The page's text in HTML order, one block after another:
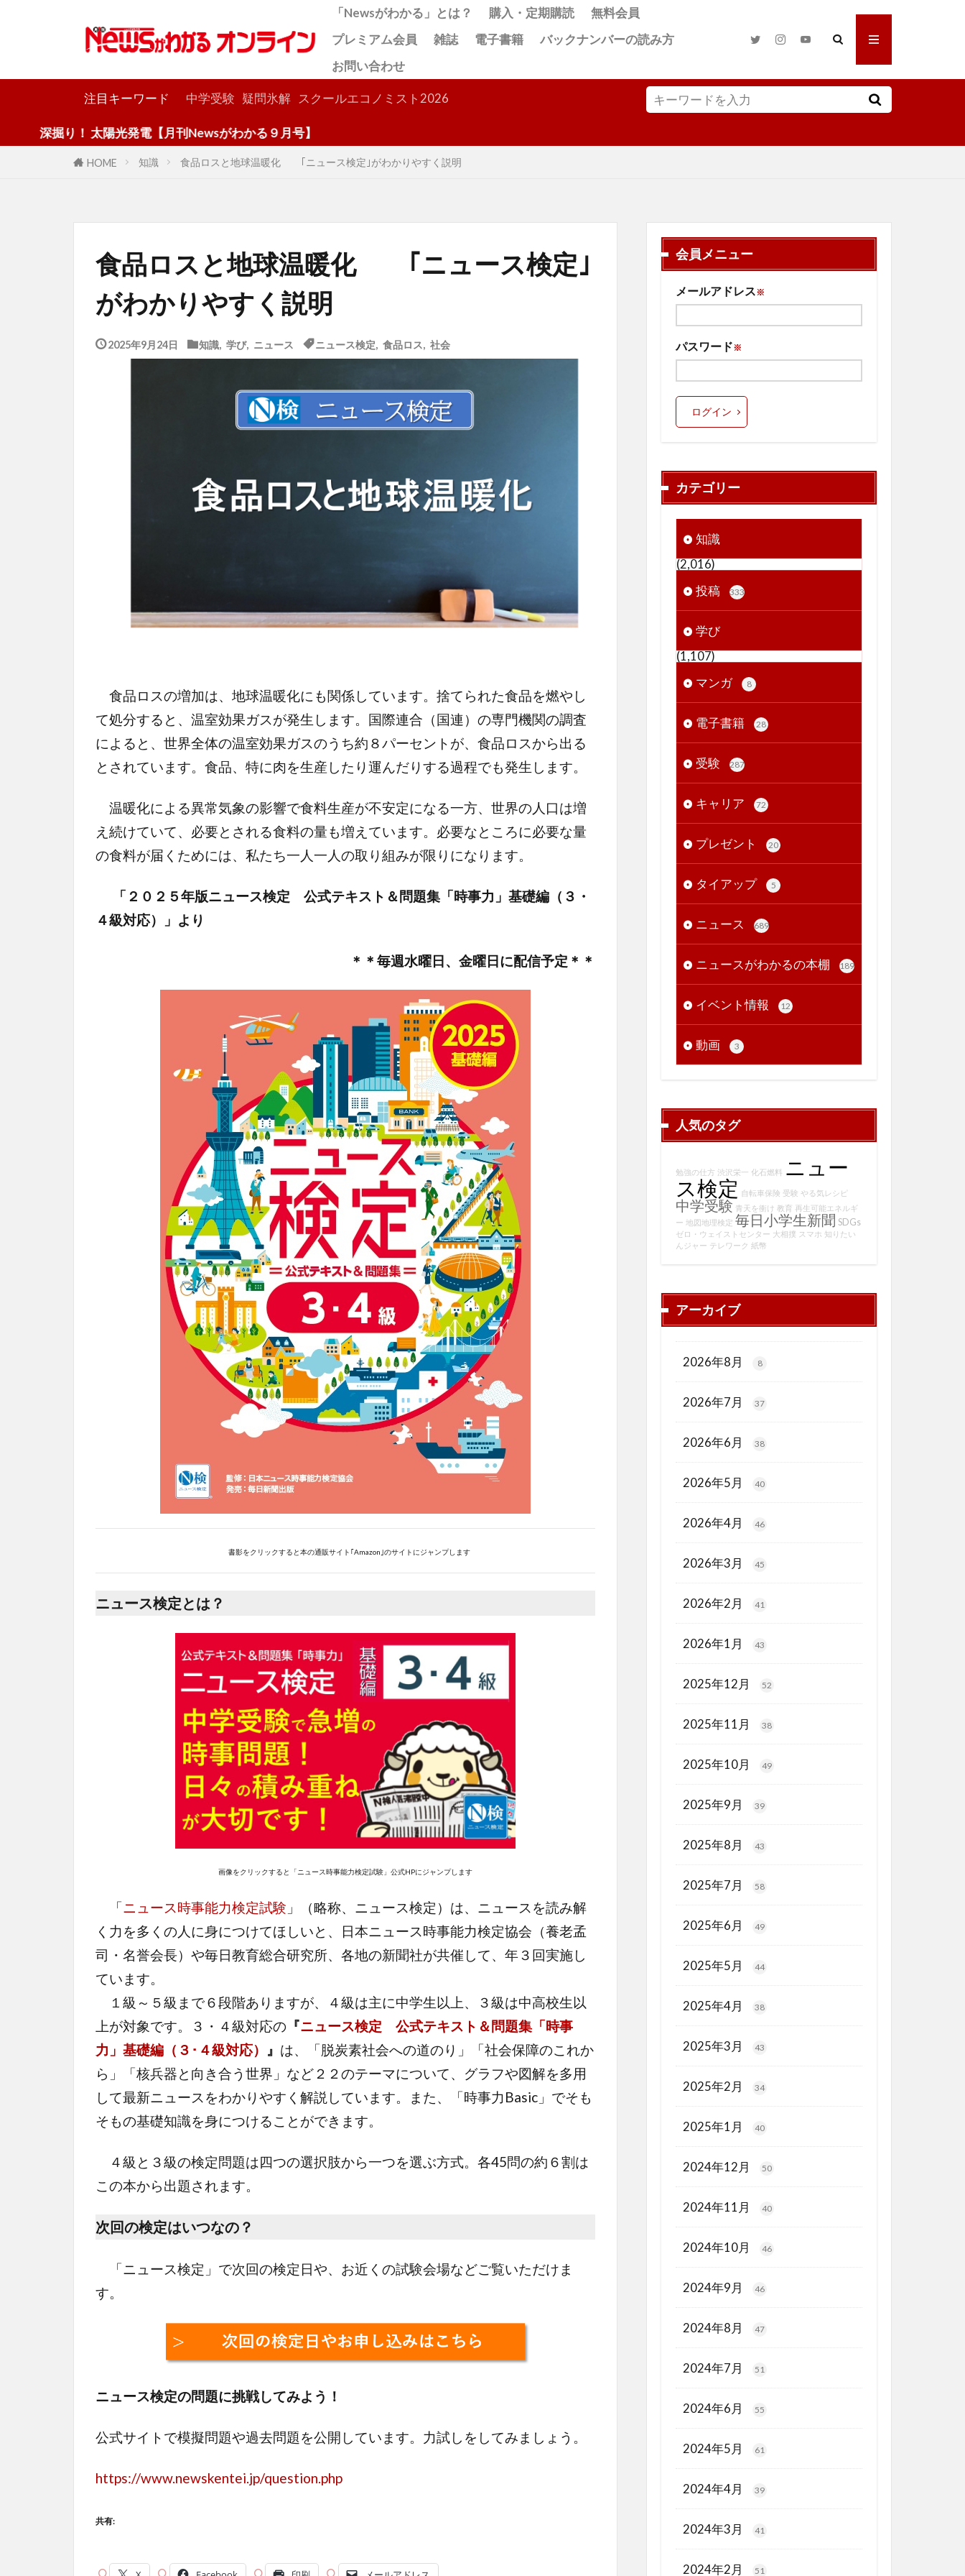
「Newsがわかる」とは？ 購入・定期購読
無料会員
プレミアム会員
雑誌 電子書籍
バックナンバーの読み方
お問い合わせ
注目キーワード 中学受験 疑問氷解 スクールエコノミスト2026
太陽光発電【月刊Newsがわかる９月号】
HOME 知識 食品ロスと地球温暖化 ｢ニュース検定｣がわかりやすく説明
食品ロスと地球温暖化 ｢ニュース検定｣
がわかりやすく説明
2025年9月24日 知識 学び, ニュース ニュース検定 食品ロス 社会
食品ロスの増加は、地球温暖化にも関係しています。捨てられた食品を燃やし
て処分すると、温室効果ガスが発生します。国際連合（国連）の専門機関の調査
によると、世界全体の温室効果ガスのうち約８パーセントが、食品ロスから出る
とされています。食品、特に肉を生産したり運んだりする過程でも発生します。
温暖化による異常気象の影響で食料生産が不安定になる一方、世界の人口は増
え続けていて、必要とされる食料の量も増えています。必要なところに必要な量
の食料が届くためには、私たち一人一人の取り組みが限りになります。
「２０２５年版ニュース検定 公式テキスト＆問題集「時事力」基礎編（３・
４級対応）」より
＊＊毎週水曜日、金曜日に配信予定＊＊
書影をクリックすると本の通販サイト｢Amazon｣のサイトにジャンプします
ニュース検定とは？
画像をクリックすると「ニュース時事能力検定試験」公式HPにジャンプします
「ニュース時事能力検定試験 」（略称、ニュース検定）は、ニュースを読み解
く力を多くの人に身につけてほしいと、日本ニュース時事能力検定協会（養老孟
司・名誉会長）や毎日教育総合研究所、各地の新聞社が共催して、年３回実施し
ています。
１級～５級まで６段階ありますが、４級は主に中学生以上、３級は中高校生以
上が対象です。３・４級対応の 『ニュース検定 公式テキスト＆問題集「時事
力」基礎編（３･４級対応） 』 は、「脱炭素社会への道のり」「社会保障のこれか
ら」「核兵器と向き合う世界」など２２のテーマについて、グラフや図解を多用
して最新ニュースをわかりやすく解説しています。また、「時事力Basic」でそも
そもの基礎知識を身につけることができます。
４級と３級の検定問題は四つの選択肢から一つを選ぶ方式。各45問の約６割は
この本から出題されます。
次回の検定はいつなの？
「ニュース検定」で次回の検定日や、お近くの試験会場などご覧いただけま
す。
ニュース検定の問題に挑戦してみよう！
公式サイトで模擬問題や過去問題を公開しています。力試しをしてみましょう。
https://www.newskentei.jp/question.php
共有:
会員メニュー
メールアドレス※
パスワード※
ログイン
カテゴリー
知識
(2,016)
投稿
333
学び
(1,107)
マンガ
8
電子書籍 28
受験 287
キャリア 72
プレゼント 20
タイアップ 5
ニュース 689
ニュースがわかるの本棚 189
イベント情報 12
動画 3
人気のタグ
勉強の仕方 渋沢栄一 化石燃料 ニュー
ス検定 自転車保険 受験 やる気レシピ
中学受験 青天を衝け 教育 再生可能エネルギ
ー 地図地理検定 毎日小学生新聞 SDGs
ゼロ・ウェイストセンター 大相撲 スマホ 知りたい
んジャー テレワーク 紙幣
アーカイブ
2026年8月 8
2026年7月 37
2026年6月 38
2026年5月 40
2026年4月 46
2026年3月 45
2026年2月 41
2026年1月 43
2025年12月 52
2025年11月 38
2025年10月 49
2025年9月 39
2025年8月 43
2025年7月 58
2025年6月 49
2025年5月 44
2025年4月 38
2025年3月 43
2025年2月 34
2025年1月 40
2024年12月 50
2024年11月 40
2024年10月 46
2024年9月 46
2024年8月 47
2024年7月 51
2024年6月 55
2024年5月 61
2024年4月 39
2024年3月 41
2024年2月 51
検索